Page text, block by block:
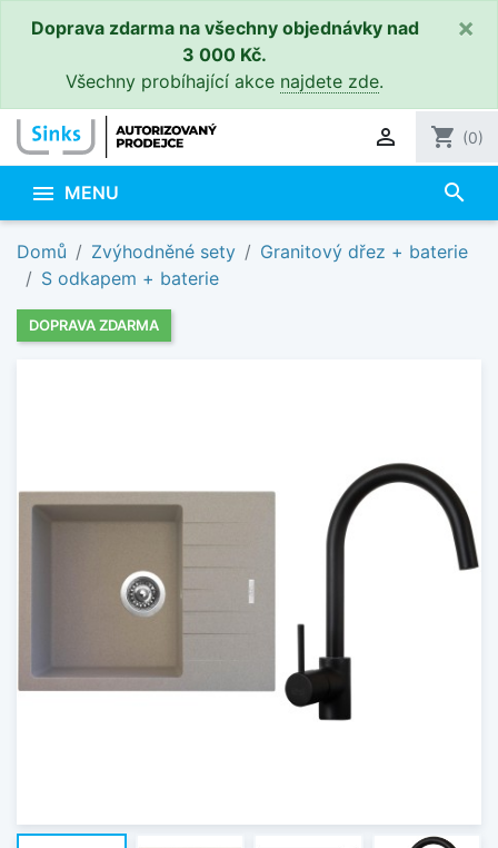
Doprava zdarma na všechny objednávky nad
3 000 Kč.
Všechny probíhající akce najdete zde.
×
 shopping_cart (0)
 MENU search
Domů Zvýhodněné sety
Granitový dřez + baterie
S odkapem + baterie
DOPRAVA ZDARMA